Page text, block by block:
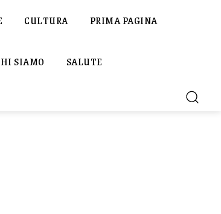
CULTURA PRIMA PAGINA
SIAMO SALUTE